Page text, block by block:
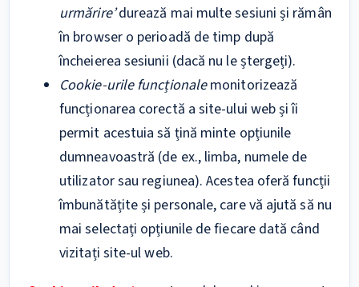
urmărire’durează mai multe sesiuni și rămân
în browser o perioadă de timp după
încheierea sesiunii (dacă nu le ștergeți).
Cookie-urile funcționalemonitorizează
funcționarea corectă a site-ului web și îi
permit acestuia să țină minte opțiunile
dumneavoastră (de ex., limba, numele de
utilizator sau regiunea). Acestea oferă funcții
îmbunătățite și personale, care vă ajută să nu
mai selectați opțiunile de fiecare dată când
vizitați site-ul web.